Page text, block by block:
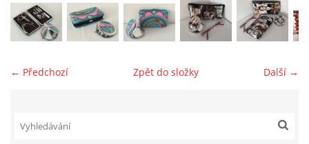
© 2025 eStránky.cz
← Předchozí Další →
Zpět do složky